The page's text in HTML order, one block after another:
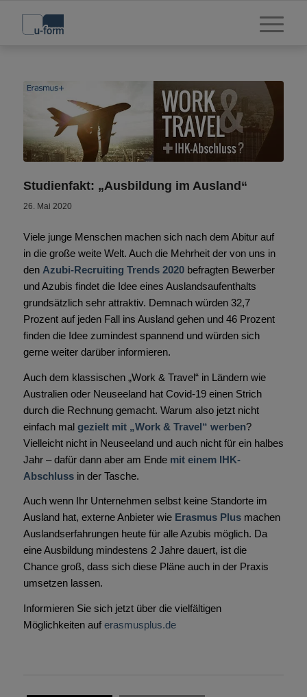
Studienfakt: „Ausbildung im Ausland“
26. Mai 2020
Viele junge Menschen machen sich nach dem Abitur auf
in die große weite Welt. Auch die Mehrheit der von uns in
den Azubi-Recruiting Trends 2020befragten Bewerber
und Azubis findet die Idee eines Auslandsaufenthalts
grundsätzlich sehr attraktiv. Demnach würden 32,7
Prozent auf jeden Fall ins Ausland gehen und 46 Prozent
finden die Idee zumindest spannend und würden sich
gerne weiter darüber informieren.
Auch dem klassischen „Work & Travel“ in Ländern wie
Australien oder Neuseeland hat Covid-19 einen Strich
durch die Rechnung gemacht. Warum also jetzt nicht
einfach mal gezielt mit „Work & Travel“ werben?
Vielleicht nicht in Neuseeland und auch nicht für ein halbes
Jahr – dafür dann aber am Ende mit einem IHK-
Abschlussin der Tasche.
Auch wenn Ihr Unternehmen selbst keine Standorte im
Ausland hat, externe Anbieter wie Erasmus Plusmachen
Auslandserfahrungen heute für alle Azubis möglich. Da
eine Ausbildung mindestens 2 Jahre dauert, ist die
Chance groß, dass sich diese Pläne auch in der Praxis
umsetzen lassen.
Informieren Sie sich jetzt über die vielfältigen
Möglichkeiten auf erasmusplus.de